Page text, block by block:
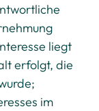
liegt
erfolgt, die
im